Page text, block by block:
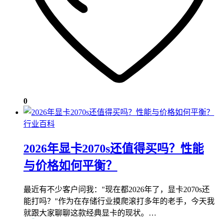
0
行业百科
2026年显卡2070s还值得买吗？性能
与价格如何平衡？
最近有不少客户问我："现在都2026年了，显卡2070s还
能打吗？"作为在存储行业摸爬滚打多年的老手，今天我
就跟大家聊聊这款经典显卡的现状。…